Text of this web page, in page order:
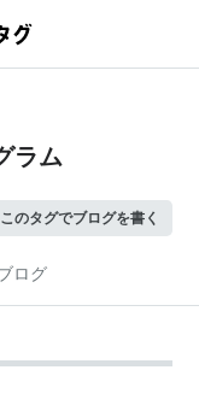
ラム
このタグでブログを書く
ログ